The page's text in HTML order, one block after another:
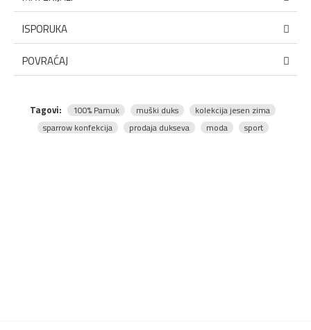
ISPORUKA
POVRAĆAJ
Tagovi: 100% Pamuk muški duks
kolekcija jesen zima
sparrow konfekcija
prodaja dukseva moda sport